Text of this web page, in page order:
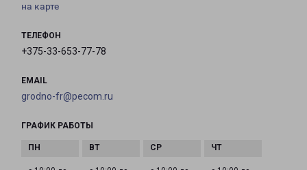
на карте
ТЕЛЕФОН
+375-33-653-77-78
EMAIL
grodno-fr@pecom.ru
ГРАФИК РАБОТЫ